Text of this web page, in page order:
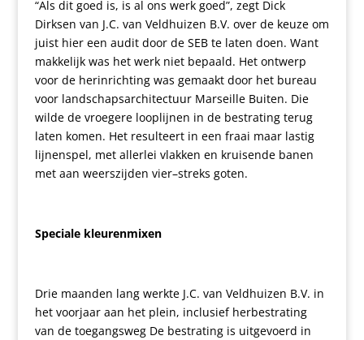
“Als dit goed is, is al ons werk goed”, zegt Dick
Dirksen van J.C. van Veldhuizen B.V. over de keuze om
juist hier een audit door de SEB te laten doen. Want
makkelijk was het werk niet bepaald. Het ontwerp
voor de herinrichting was gemaakt door het bureau
voor landschapsarchitectuur Marseille Buiten. Die
wilde de vroegere looplijnen in de bestrating terug
laten komen. Het resulteert in een fraai maar lastig
lijnenspel, met allerlei vlakken en kruisende banen
met aan weerszijden vier–streks goten.
Speciale kleurenmixen
Drie maanden lang werkte J.C. van Veldhuizen B.V. in
het voorjaar aan het plein, inclusief herbestrating
van de toegangsweg De bestrating is uitgevoerd in